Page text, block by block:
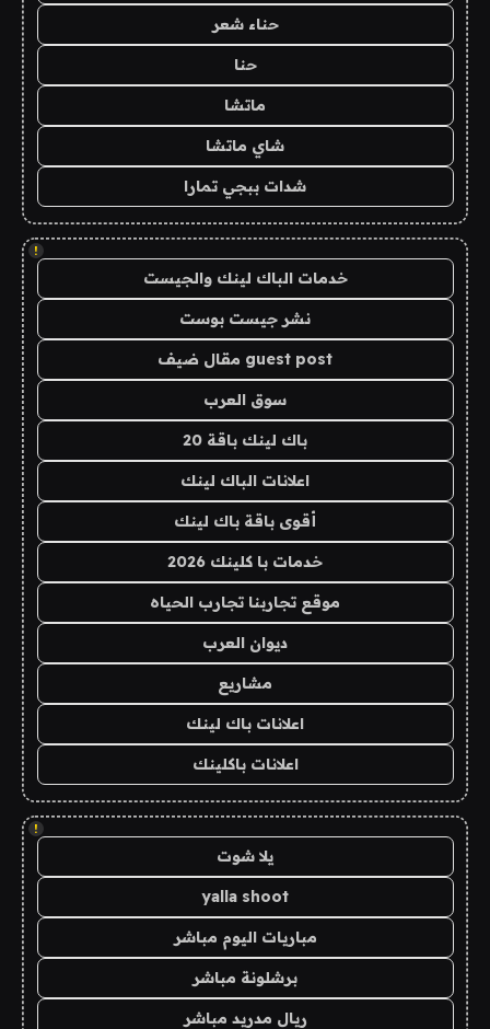
حناء شعر
حنا
ماتشا
شاي ماتشا
شدات ببجي تمارا
!
خدمات الباك لينك والجيست
نشر جيست بوست
guest post مقال ضيف
سوق العرب
باك لينك باقة 20
اعلانات الباك لينك
أقوى باقة باك لينك
خدمات با كلينك 2026
موقع تجاربنا تجارب الحياه
ديوان العرب
مشاريع
اعلانات باك لينك
اعلانات باكلينك
!
يلا شوت
yalla shoot
مباريات اليوم مباشر
برشلونة مباشر
ريال مدريد مباشر